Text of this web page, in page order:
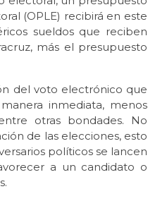
(OPLE) recibirá en este
sueldos que reciben
más el presupuesto
del voto electrónico que
inmediata, menos
otras bondades. No
de las elecciones, esto
políticos se lancen
a un candidato o